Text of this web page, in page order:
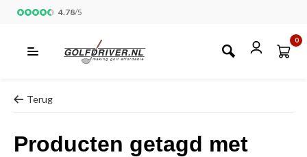
4.78/5
0
Terug
Producten getagd met